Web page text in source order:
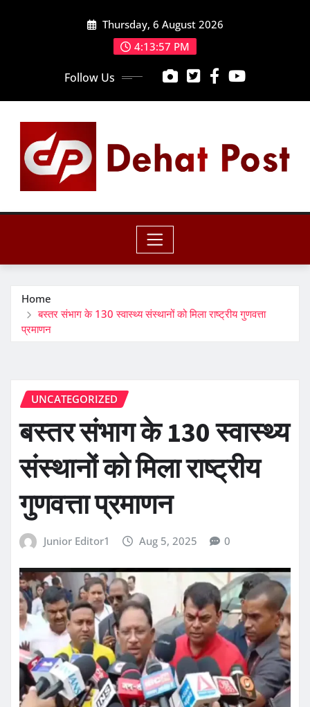
Thursday, 6 August 2026
4:13:58 PM
Follow Us
Home
बस्तर संभाग के 130 स्वास्थ्य संस्थानों को मिला राष्ट्रीय गुणवत्ता
प्रमाणन
UNCATEGORIZED
बस्तर संभाग के 130 स्वास्थ्य
संस्थानों को मिला राष्ट्रीय
गुणवत्ता प्रमाणन
Junior Editor1 Aug 5, 2025 0